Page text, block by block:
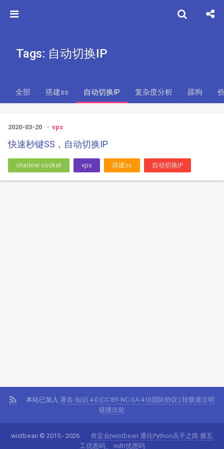
Tags: 自动切换IP
全部 搭建ss 自动切换IP 复杂度分析 舔狗
2020-03-20 vps
快速秒键SS，自动切换IP
shadow socket vps 搭建ss 自动切换IP
本站已加入 署名-知识 4.0 (CC BY-NC-SA 4.0)国际协议 | 转载请注明
链接出处
wistbean © 2015 - 2026 肯定会|wistbean 通往Python高手之路 搬瓦
工优惠码、 vultr优惠码